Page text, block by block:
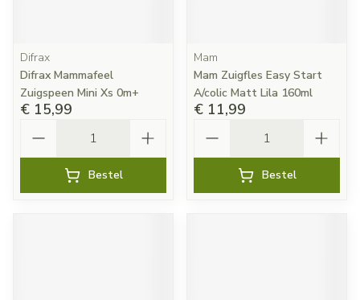
Difrax
Difrax Mammafeel
Zuigspeen Mini Xs 0m+
€ 15,99
Bestel
Mam
Mam Zuigfles Easy Start
A/colic Matt Lila 160ml
€ 11,99
Bestel